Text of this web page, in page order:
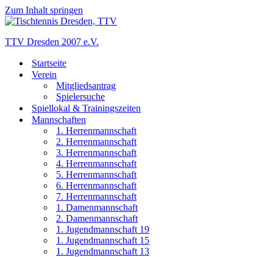
Zum Inhalt springen
TTV Dresden 2007 e.V.
Startseite
Verein
Mitgliedsantrag
Spielersuche
Spiellokal & Trainingszeiten
Mannschaften
1. Herrenmannschaft
2. Herrenmannschaft
3. Herrenmannschaft
4. Herrenmannschaft
5. Herrenmannschaft
6. Herrenmannschaft
7. Herrenmannschaft
1. Damenmannschaft
2. Damenmannschaft
1. Jugendmannschaft 19
1. Jugendmannschaft 15
1. Jugendmannschaft 13